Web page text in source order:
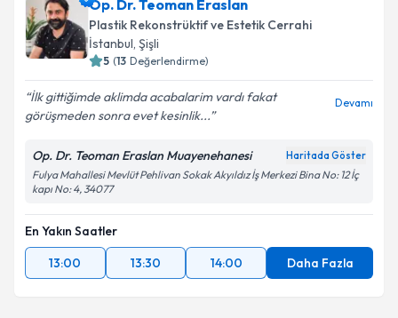
Op. Dr. Teoman Eraslan
Plastik Rekonstrüktif ve Estetik Cerrahi
İstanbul, Şişli
5 (13 Değerlendirme)
İlk gittiğimde aklimda acabalarim vardı fakat
görüşmeden sonra evet kesinlik...
Devamı
Op. Dr. Teoman Eraslan Muayenehanesi Haritada Göster
Fulya Mahallesi Mevlüt Pehlivan Sokak Akyıldız İş Merkezi Bina No: 12 İç
kapı No: 4, 34077
En Yakın Saatler
13:00
13:30 14:00 Daha Fazla